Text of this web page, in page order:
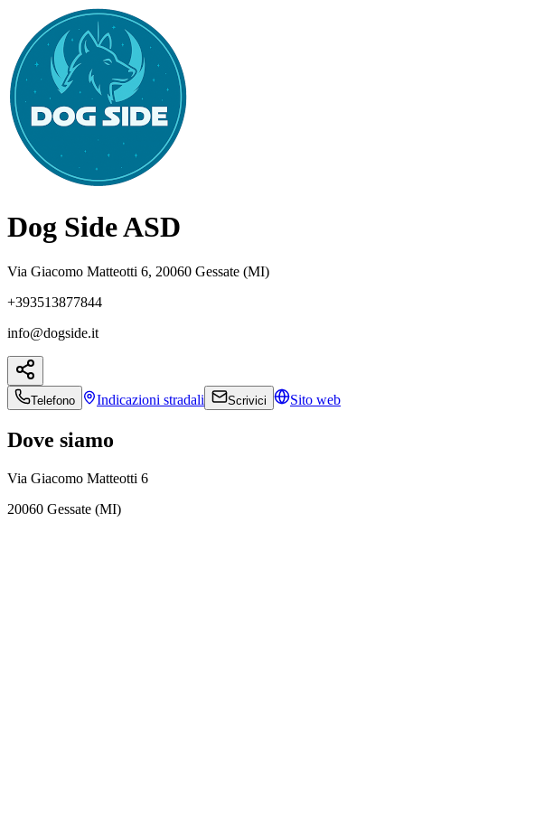
Dog Side ASD
Via Giacomo Matteotti 6, 20060 Gessate (MI)
+393513877844
info@dogside.it
Telefono Indicazioni stradali Scrivici Sito web
Dove siamo
Via Giacomo Matteotti 6
20060 Gessate (MI)